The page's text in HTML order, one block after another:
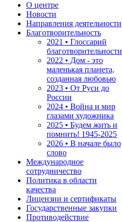
О центре
Новости
Направления деятельности
Благотворительность
2021 • Глоссарий
благотворительности
2022 • Дом - это
маленькая планета,
созданная любовью
2023 • От Руси до
России
2024 • Война и мир
глазами художника
2025 • Будем жить и
помнить! 1945-2025
2026 • В начале было
слово
Международное
сотрудничество
Политика в области
качества
Лицензии и сертификаты
Государственные закупки
Противодействие